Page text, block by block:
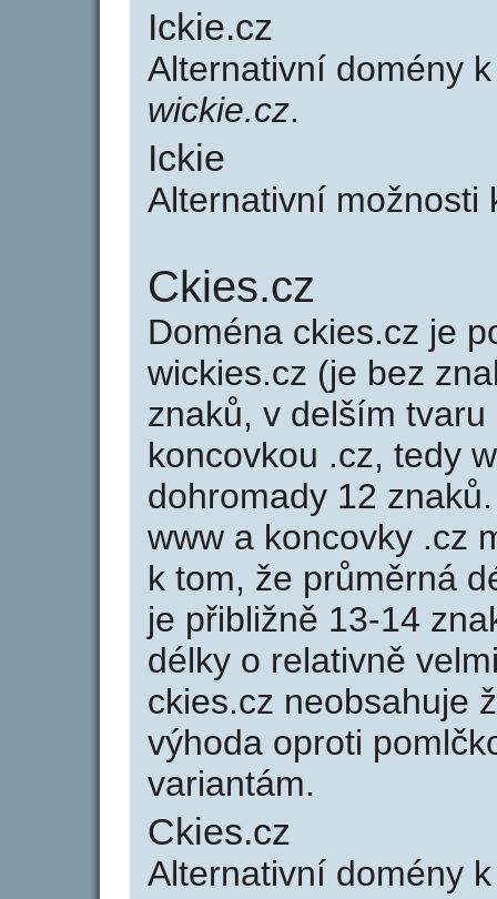
Ickie.cz
Alternativní domény
wickie.cz.
Ickie
Alternativní možnosti
Ckies.cz
Doména ckies.cz je
wickies.cz (je bez
znaků, v delším
koncovkou .cz, tedy
dohromady 12
www a koncovky .cz
k tom, že průměrná
je přibližně 13-14
délky o relativně
ckies.cz neobsahuje
výhoda oproti
variantám.
Ckies.cz
Alternativní domény